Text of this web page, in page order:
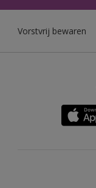
Vorstvrij bewaren